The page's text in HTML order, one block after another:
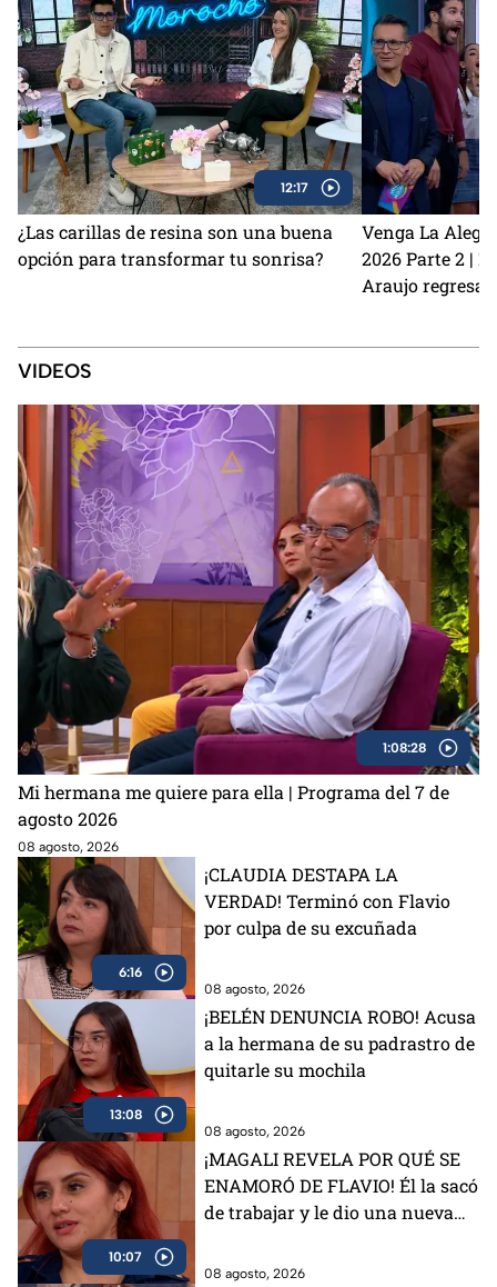
12:17
¿Las carillas de resina son una buena
opción para transformar tu sonrisa?
Venga La
2026 Parte 2 |
Araujo
VIDEOS
1:08:28
Mi hermana me quiere para ella | Programa del 7 de
agosto 2026
08 agosto, 2026
6:16
¡CLAUDIA DESTAPA LA
VERDAD! Terminó con Flavio
por culpa de su excuñada
08 agosto, 2026
13:08
¡BELÉN DENUNCIA ROBO! Acusa
a la hermana de su padrastro de
quitarle su mochila
08 agosto, 2026
10:07
¡MAGALI REVELA POR QUÉ SE
ENAMORÓ DE FLAVIO! Él la sacó
de trabajar y le dio una nueva
08 agosto, 2026